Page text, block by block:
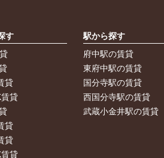
す
貸
貸
貸
貸
貸
駅から探す
府中駅の賃貸
東府中駅の賃貸
国分寺駅の賃貸
西国分寺駅の賃貸
武蔵小金井駅の賃貸